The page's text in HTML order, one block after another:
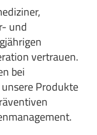
und
vertrauen.
bei
Produkte